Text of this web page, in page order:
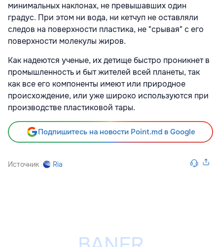
минимальных наклонах, не превышавших один
градус. При этом ни вода, ни кетчуп не оставляли
следов на поверхности пластика, не "срывая" с его
поверхности молекулы жиров.
Как надеются ученые, их детище быстро проникнет в
промышленность и быт жителей всей планеты, так
как все его компоненты имеют или природное
происхождение, или уже широко используются при
производстве пластиковой тары.
Подпишитесь на новости Point.md в Google
Источник Ria